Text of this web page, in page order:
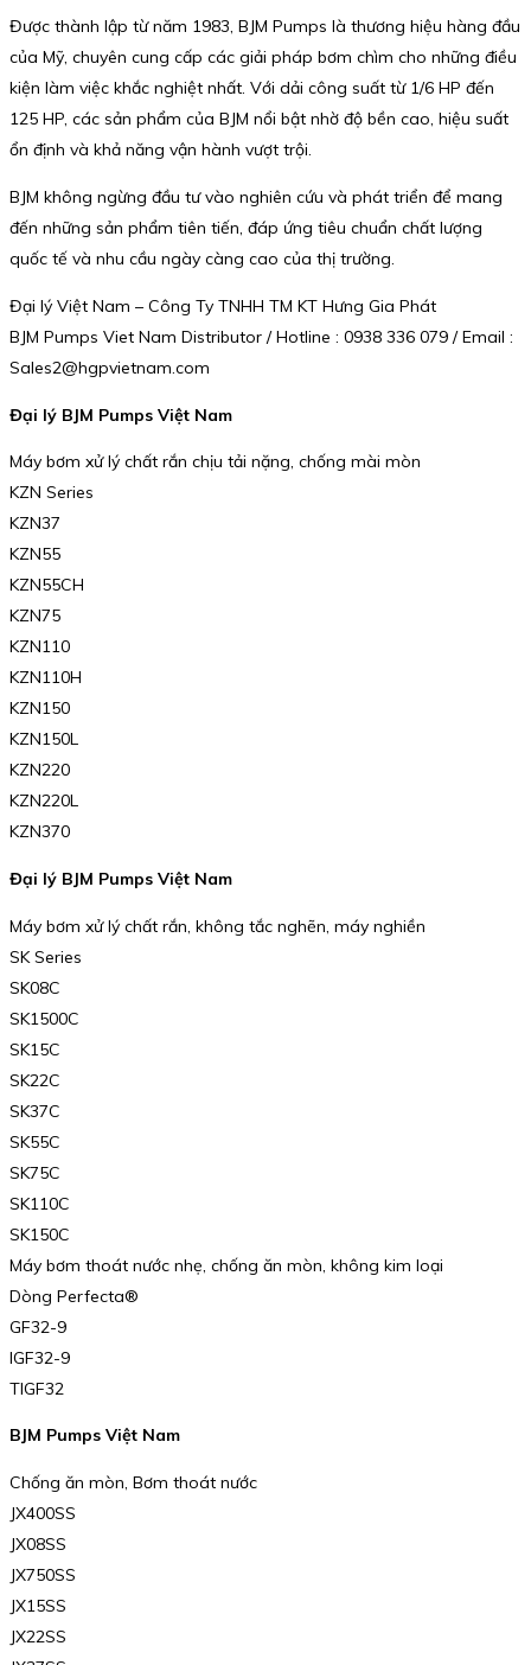
Được thành lập từ năm 1983, BJM Pumps là thương hiệu hàng đầu
của Mỹ, chuyên cung cấp các giải pháp bơm chìm cho những điều
kiện làm việc khắc nghiệt nhất. Với dải công suất từ 1/6 HP đến
125 HP, các sản phẩm của BJM nổi bật nhờ độ bền cao, hiệu suất
ổn định và khả năng vận hành vượt trội.
BJM không ngừng đầu tư vào nghiên cứu và phát triển để mang
đến những sản phẩm tiên tiến, đáp ứng tiêu chuẩn chất lượng
quốc tế và nhu cầu ngày càng cao của thị trường.
Đại lý Việt Nam – Công Ty TNHH TM KT Hưng Gia Phát
BJM Pumps Viet Nam Distributor / Hotline : 0938 336 079 / Email :
Sales2@hgpvietnam.com
Đại lý BJM Pumps Việt Nam
Máy bơm xử lý chất rắn chịu tải nặng, chống mài mòn
KZN Series
KZN37
KZN55
KZN55CH
KZN75
KZN110
KZN110H
KZN150
KZN150L
KZN220
KZN220L
KZN370
Đại lý BJM Pumps Việt Nam
Máy bơm xử lý chất rắn, không tắc nghẽn, máy nghiền
SK Series
SK08C
SK1500C
SK15C
SK22C
SK37C
SK55C
SK75C
SK110C
SK150C
Máy bơm thoát nước nhẹ, chống ăn mòn, không kim loại
Dòng Perfecta®
GF32-9
IGF32-9
TIGF32
BJM Pumps Việt Nam
Chống ăn mòn, Bơm thoát nước
JX400SS
JX08SS
JX750SS
JX15SS
JX22SS